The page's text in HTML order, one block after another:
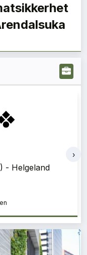
- Helgeland
›